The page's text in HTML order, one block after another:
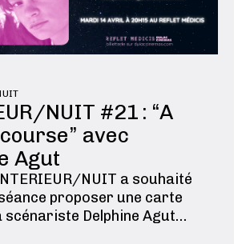
NUIT #21 : “A
avec
Agut
NUIT a souhaité
proposer une carte
scénariste Delphine Agut
du Meilleur Scénario original